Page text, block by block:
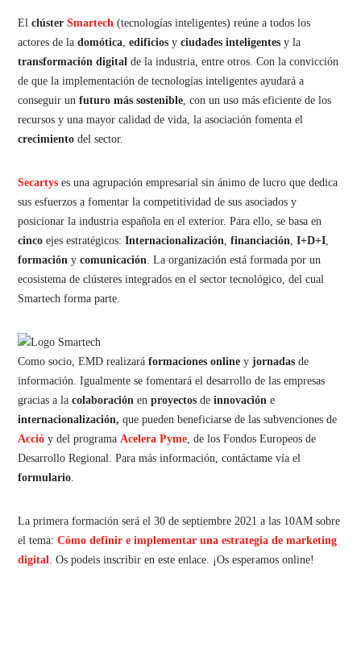
Elclúster Smartech (tecnologías inteligentes) reúne a todos los
actores de ladomótica,edificios yciudades inteligentes y la
transformación digital de la industria, entre otros. Con la convicción
de que la implementación de tecnologías inteligentes ayudará a
conseguir unfuturo más sostenible, con un uso más eficiente de los
recursos y una mayor calidad de vida, la asociación fomenta el
crecimiento del sector.
Secartys es una agrupación empresarial sin ánimo de lucro que dedica
sus esfuerzos a fomentar la competitividad de sus asociados y
posicionar la industria española en el exterior. Para ello, se basa en
cinco ejes estratégicos:Internacionalización,financiación,I+D+I,
formación ycomunicación. La organización está formada por un
ecosistema de clústeres integrados en el sector tecnológico, del cual
Smartech forma parte.
Como socio, EMD realizaráformaciones online yjornadas de
información. Igualmente se fomentará el desarrollo de las empresas
gracias a lacolaboración enproyectos deinnovación e
internacionalización,que pueden beneficiarse de las subvenciones de
Acció y del programaAcelera Pyme, de los Fondos Europeos de
Desarrollo Regional. Para más información, contáctame vía el
formulario.
La primera formación será el 30 de septiembre 2021 a las 10AM sobre
el tema:Cómo definir e implementar una estrategia de marketing
digital. Os podeis inscribir en este enlace. ¡Os esperamos online!